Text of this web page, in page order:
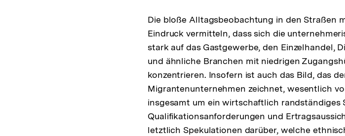
Die bloße Alltagsbeobachtung in den Straßen
Eindruck vermitteln, dass sich die
stark auf das Gastgewerbe, den Einzelhandel,
und ähnliche Branchen mit niedrigen
konzentrieren. Insofern ist auch das Bild, das
Migrantenunternehmen zeichnet, wesentlich
insgesamt um ein wirtschaftlich randständiges
Qualifikationsanforderungen und
letztlich Spekulationen darüber, welche